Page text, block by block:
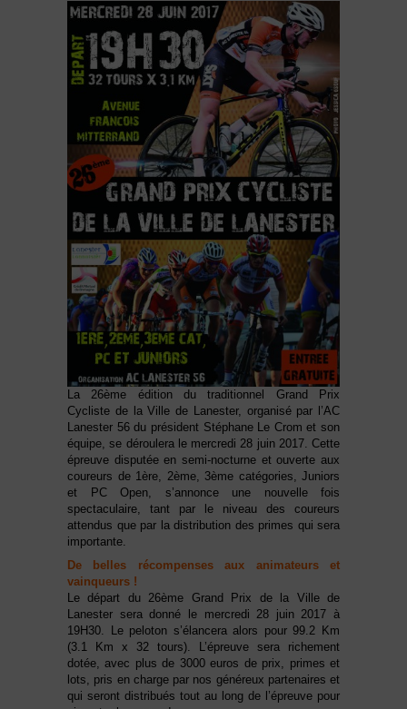
La 26ème édition du traditionnel Grand Prix
Cycliste de la Ville de Lanester, organisé par l’AC
Lanester 56 du président Stéphane Le Crom et son
équipe, se déroulera le mercredi 28 juin 2017. Cette
épreuve disputée en semi-nocturne et ouverte aux
coureurs de 1ère, 2ème, 3ème catégories, Juniors
et PC Open, s’annonce une nouvelle fois
spectaculaire, tant par le niveau des coureurs
attendus que par la distribution des primes qui sera
importante.
De belles récompenses aux animateurs et
vainqueurs !
Le départ du 26ème Grand Prix de la Ville de
Lanester sera donné le mercredi 28 juin 2017 à
19H30. Le peloton s’élancera alors pour 99.2 Km
(3.1 Km x 32 tours). L’épreuve sera richement
dotée, avec plus de 3000 euros de prix, primes et
lots, pris en charge par nos généreux partenaires et
qui seront distribués tout au long de l’épreuve pour